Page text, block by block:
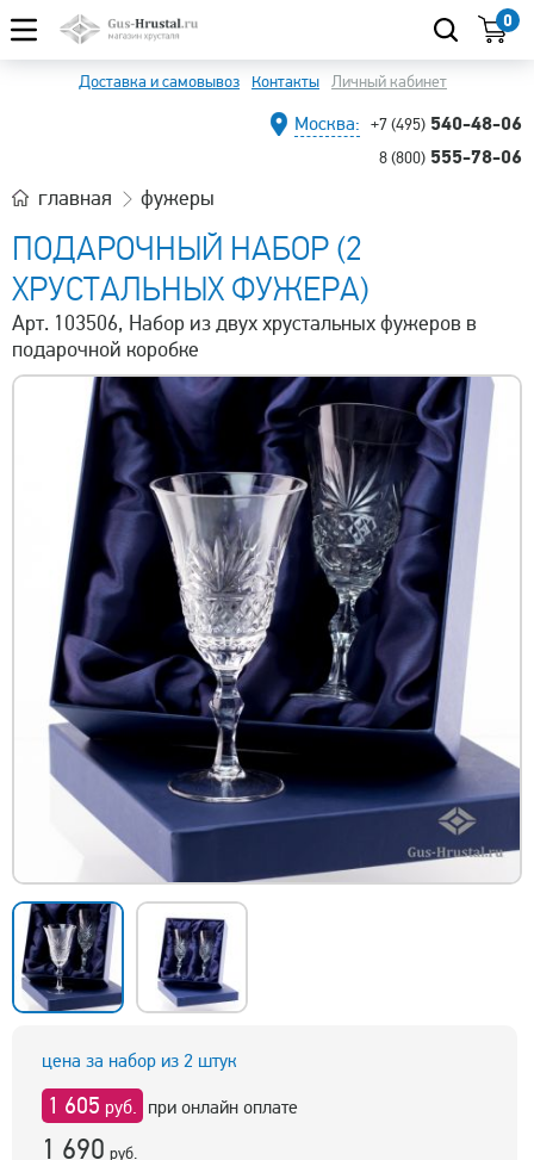
0
Доставка и самовывоз Контакты Личный кабинет
Москва: +7 (495) 540-48-06
8 (800) 555-78-06
главная фужеры
ПОДАРОЧНЫЙ НАБОР (2
ХРУСТАЛЬНЫХ ФУЖЕРА)
Арт. 103506, Набор из двух хрустальных фужеров в
подарочной коробке
цена за набор из 2 штук
1 605 руб. при онлайн оплате
1 690 руб.